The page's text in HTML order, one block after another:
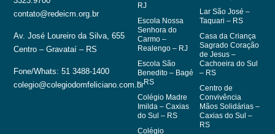
contato@redeicm.org.br
Av. José Loureiro da Silva, 655
Centro – Gravataí – RS
Fone/Whats: 51 3488-1400
colegio@colegiodomfeliciano.com.br
RJ
Escola Nossa
Senhora do
Carmo –
Realengo – RJ
Escola São
Benedito – Bagé
– RS
Colégio Madre
Imilda – Caxias
do Sul – RS
Colégio
Lar São José –
Taquari – RS
Casa da Criança
Sagrado Coração
de Jesus –
Cachoeira do Sul
– RS
Centro de
Convivência
Mãos Solidárias –
Caxias do Sul –
RS